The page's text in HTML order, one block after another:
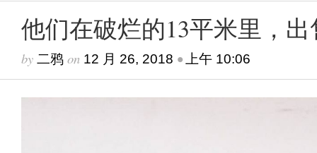
他们在破烂的13平米里，
by 二鸦 on 12 月 26, 2018 • 上午 10:06